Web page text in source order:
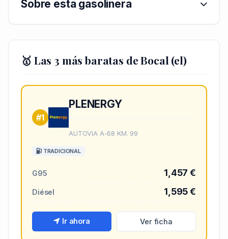
Sobre esta gasolinera
🥇 Las 3 más baratas de Bocal (el)
#1
PLENERGY
AUTOVIA A-68 KM. 99
TRADICIONAL
G95 1,457 €
Diésel 1,595 €
Ir ahora Ver ficha